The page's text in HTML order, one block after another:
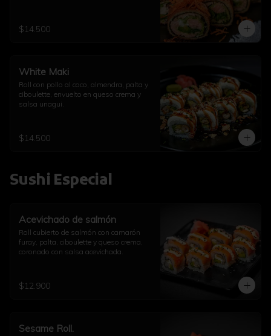
$14.500
White Maki
Roll con pollo al coco, almendra, palta y
ciboulette, envuelto en queso crema y
salsa unagui.
$14.500
Sushi Especial
Acevichado de salmón
Roll cubierto de salmón con camarón
furay, palta, ciboulette y queso crema,
coronado con salsa acevichada.
$12.900
Sesame Roll.